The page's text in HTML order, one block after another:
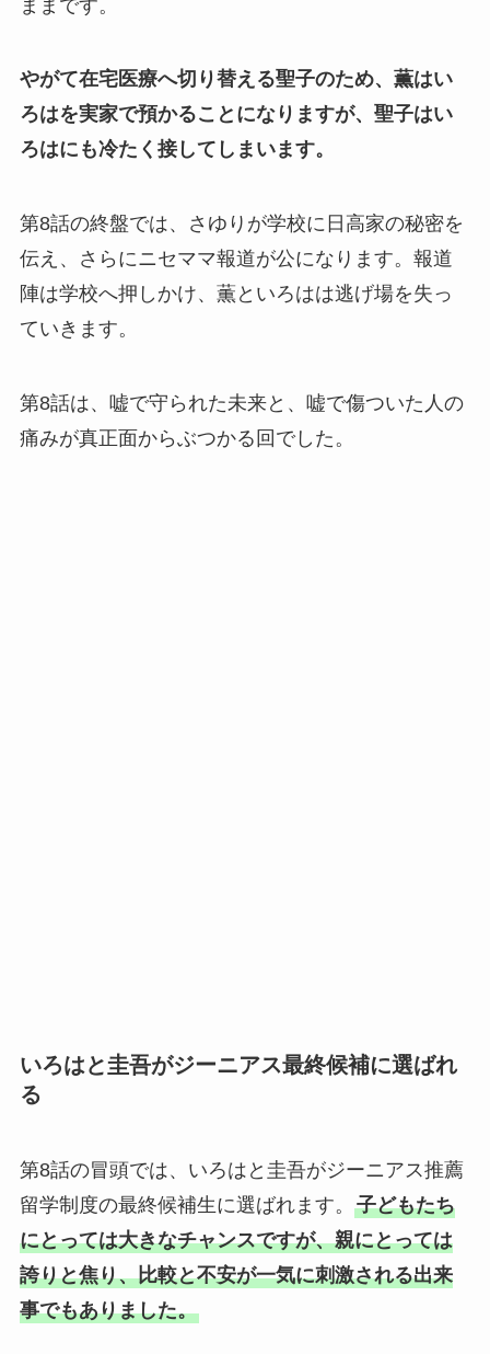
ままです。
やがて在宅医療へ切り替える聖子のため、薫はい
ろはを実家で預かることになりますが、聖子はい
ろはにも冷たく接してしまいます。
第8話の終盤では、さゆりが学校に日高家の秘密を
伝え、さらにニセママ報道が公になります。報道
陣は学校へ押しかけ、薫といろはは逃げ場を失っ
ていきます。
第8話は、嘘で守られた未来と、嘘で傷ついた人の
痛みが真正面からぶつかる回でした。
いろはと圭吾がジーニアス最終候補に選ばれ
る
第8話の冒頭では、いろはと圭吾がジーニアス推薦
留学制度の最終候補生に選ばれます。 子どもたち
にとっては大きなチャンスですが、親にとっては
誇りと焦り、比較と不安が一気に刺激される出来
事でもありました。